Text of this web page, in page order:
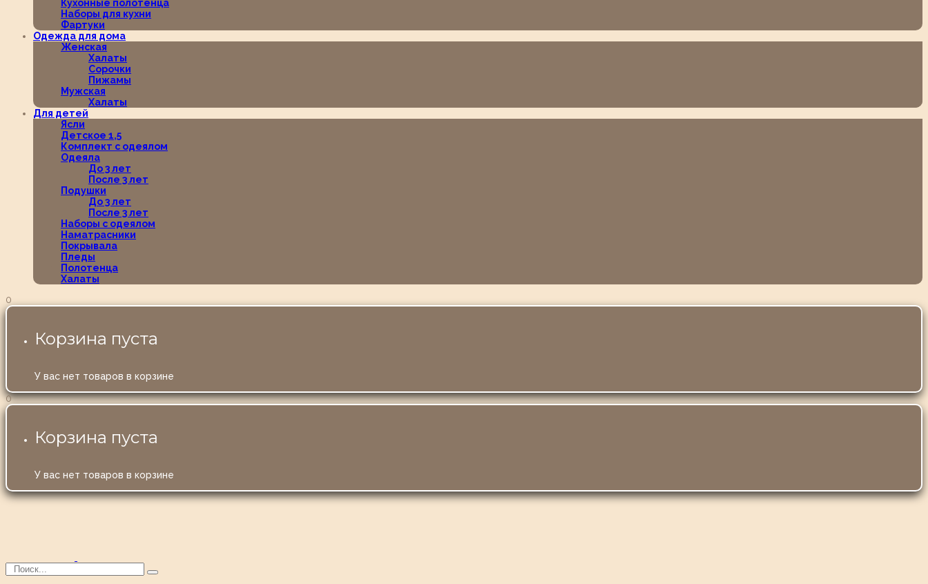
Кухонные полотенца
Наборы для кухни
Фартуки
Одежда для дома
Женская
Халаты
Сорочки
Пижамы
Мужская
Халаты
Для детей
Ясли
Детское 1,5
Комплект с одеялом
Одеяла
До 3 лет
После 3 лет
Подушки
До 3 лет
После 3 лет
Наборы с одеялом
Наматрасники
Покрывала
Пледы
Полотенца
Халаты
0
Корзина пуста
У вас нет товаров в корзине
0
Корзина пуста
У вас нет товаров в корзине